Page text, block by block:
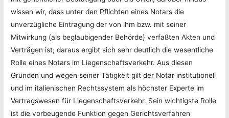
wissen wir, dass unter den Pflichten eines Notars die
unverzügliche Eintragung der von ihm bzw. mit seiner
Mitwirkung (als beglaubigender Behörde) verfaßten Akten und
Verträgen ist; daraus ergibt sich sehr deutlich die wesentliche
Rolle eines Notars im Liegenschaftsverkehr. Aus diesen
Gründen und wegen seiner Tätigkeit gilt der Notar institutionell
und im italienischen Rechtssystem als höchster Experte im
Vertragswesen für Liegenschaftsverkehr. Sein wichtigste Rolle
ist die vorbeugende Funktion gegen Gerichtsverfahren